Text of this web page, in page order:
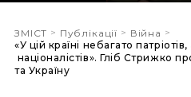
ЗМІСТ > Публікації > Війна >
«У цій країні небагато
націоналістів». Гліб Стрижко
та Україну